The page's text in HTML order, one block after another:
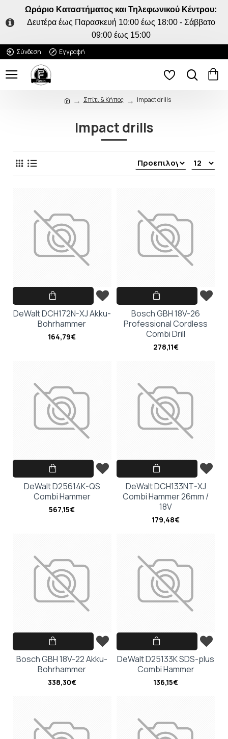
Ωράριο Καταστήματος και Τηλεφωνικού Κέντρου:
Δευτέρα έως Παρασκευή 10:00 έως 18:00 - Σάββατο
09:00 έως 15:00
Σύνδεση
Εγγραφή
Σπίτι & Κήπος Impact drills
Impact drills
DeWalt DCH172N-XJ Akku-
Bohrhammer
164,79€
Bosch GBH 18V-26
Professional Cordless
Combi Drill
278,11€
DeWalt D25614K-QS
Combi Hammer
567,15€
DeWalt DCH133NT-XJ
Combi Hammer 26mm /
18V
179,48€
Bosch GBH 18V-22 Akku-
Bohrhammer
338,30€
DeWalt D25133K SDS-plus
Combi Hammer
136,15€